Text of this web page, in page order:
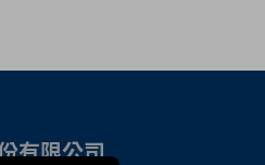
有限公司